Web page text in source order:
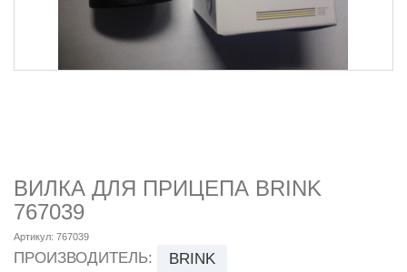
ВИЛКА ДЛЯ ПРИЦЕПА BRINK
767039
Артикул: 767039
ПРОИЗВОДИТЕЛЬ: BRINK